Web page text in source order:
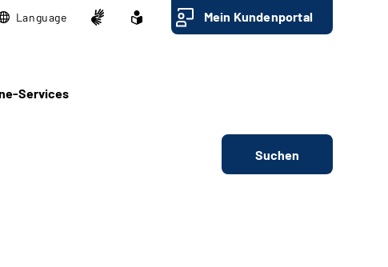
Language Mein Kundenportal
Services
Suchen